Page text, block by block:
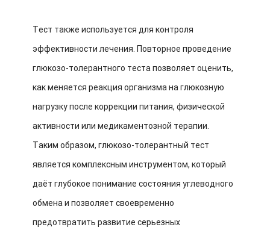
Тест также используется для контроля
эффективности лечения. Повторное проведение
глюкозо-толерантного теста позволяет оценить,
как меняется реакция организма на глюкозную
нагрузку после коррекции питания, физической
активности или медикаментозной терапии.
Таким образом, глюкозо-толерантный тест
является комплексным инструментом, который
даёт глубокое понимание состояния углеводного
обмена и позволяет своевременно
предотвратить развитие серьезных